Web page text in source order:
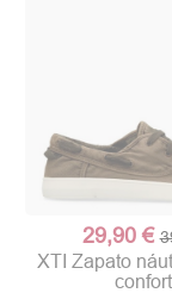
29,90 €
XTI Zapato
confort